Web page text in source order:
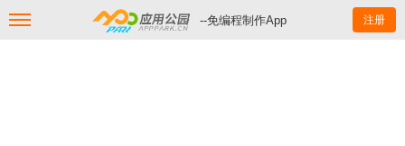
--免编程制作App 注册